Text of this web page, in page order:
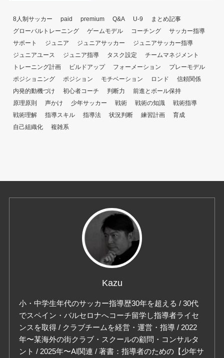
8人制サッカー paid premium Q&A U-9
まとめ記事
グローバルトレーニング
ゲームモデル コーチング
サッカー指導
サポート
ジュニア ジュニアサッカー
ジュニアサッカー指導
ジュニアユース
ジュニア指導 タスク設定
チームマネジメント
トレーニング計画
ビルドアップ フォーメーション
プレーモデル
ポジショニング
ポジション モチベーション ロンド
信頼関係
内発的動機づけ
初心者コーチ 判断力
前進とボール保持
原理原則
声かけ 少年サッカー 戦術 戦術の知識
戦術指導
戦術理解
指導スキル 指導法 状況判断 練習計画
育成
自己組織化
複雑系
Kazu
小・中学生年代のサッカー指導歴30年を超える / 30代
でスペイン・バルセロナへコーチ留学し指導者ライセ
ンスを取得 / クラブチームを経営・運営・指導 / 2022
年〜某海外の街クラブ・スクールの顧問・コンサルタ
ント / 2025年〜AI関連 / 著書：指導者のための【少年サ